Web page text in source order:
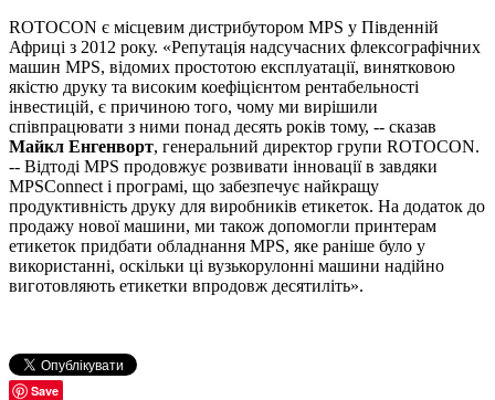
ROTOCON є місцевим дистрибутором MPS у Південній
Африці з 2012 року. «Репутація надсучасних флексографічних
машин MPS, відомих простотою експлуатації, винятковою
якістю друку та високим коефіцієнтом рентабельності
інвестицій, є причиною того, чому ми вирішили
співпрацювати з ними понад десять років тому, -- сказав
Майкл Енгенворт, генеральний директор групи ROTOCON.
-- Відтоді MPS продовжує розвивати інновації в завдяки
MPSConnect і програмі, що забезпечує найкращу
продуктивність друку для виробників етикеток. На додаток до
продажу нової машини, ми також допомогли принтерам
етикеток придбати обладнання MPS, яке раніше було у
використанні, оскільки ці вузькорулонні машини надійно
виготовляють етикетки впродовж десятиліть».
Save